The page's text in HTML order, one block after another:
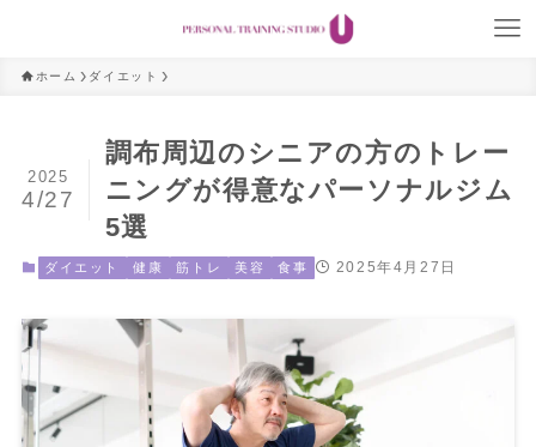
ホーム ダイエット
調布周辺のシニアの方のトレー
ニングが得意なパーソナルジム
5選
2025
4/27
ダイエット 健康 筋トレ 美容 食事 2025年4月27日